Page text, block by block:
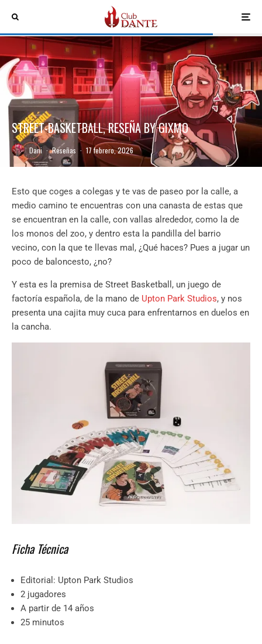
STREET-BASKETBALL, RESEÑA BY GIXMO
Dani · Reseñas · 17 febrero, 2026
Esto que coges a colegas y te vas de paseo por la calle, a
medio camino te encuentras con una canasta de estas que
se encuentran en la calle, con vallas alrededor, como la de
los monos del zoo, y dentro esta la pandilla del barrio
vecino, con la que te llevas mal, ¿Qué haces? Pues a jugar un
poco de baloncesto, ¿no?
Y esta es la premisa de Street Basketball, un juego de
factoría española, de la mano de Upton Park Studios, y nos
presenta una cajita muy cuca para enfrentarnos en duelos en
la cancha.
Ficha Técnica
Editorial: Upton Park Studios
2 jugadores
A partir de 14 años
25 minutos